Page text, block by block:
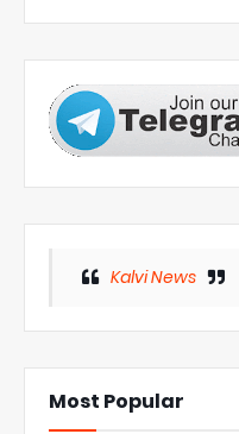
Kalvi News
Most Popular